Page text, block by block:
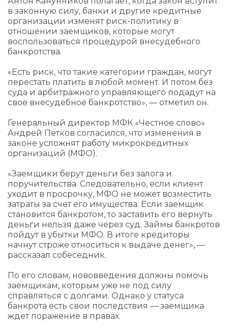
в законную силу, банки и другие кредитные
организации изменят риск-политику в
отношении заемщиков, которые могут
воспользоваться процедурой внесудебного
банкротства.
«Есть риск, что такие категории граждан, могут
перестать платить в любой момент. И потом без
суда и арбитражного управляющего подадут на
свое внесудебное банкротство», — отметил он.
Генеральный директор МФК «Честное слово»
Андрей Петков согласился, что изменения в
законе усложнят работу микрокредитных
организаций (МФО).
«Заемщики берут деньги без залога и
поручительства. Следовательно, если клиент
уходит в просрочку, МФО не может возместить
затраты за счет его имущества. Если заемщик
становится банкротом, то заставить его вернуть
деньги нельзя даже через суд. Займы банкротов
пойдут в убытки МФО. В итоге кредиторы
начнут строже относиться к выдаче денег», —
рассказал собеседник.
По его словам, нововведения должны помочь
заемщикам, которым уже не под силу
справляться с долгами. Однако у статуса
банкрота есть свои последствия — заемщика
ждет поражение в правах.